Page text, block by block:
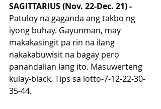
SAGITTARIUS (Nov. 22-Dec. 21) -
Patuloy na gaganda ang takbo ng
iyong buhay. Gayunman, may
makakasingit pa rin na ilang
nakakabuwisit na bagay pero
panandalian lang ito. Masuwerteng
kulay-black. Tips sa lotto-7-12-22-30-
35-44.